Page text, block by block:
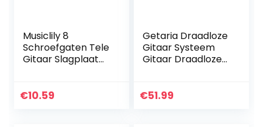
Musiclily 8
Schroefgaten Tele
Gitaar Slagplaat
Fender Standard
€10.59
Getaria Draadloze
Gitaar Systeem
Gitaar Draadloze
Batterij Draadloze
€51.99